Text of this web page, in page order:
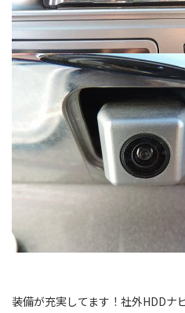
装備が充実してます！社外HDDナ